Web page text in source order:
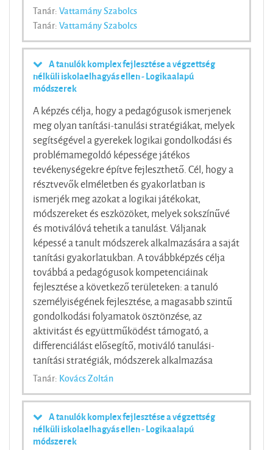
Tanár: Vattamány Szabolcs
Tanár: Vattamány Szabolcs
A tanulók komplex fejlesztése a végzettség
nélküli iskolaelhagyás ellen - Logikaalapú
módszerek
A képzés célja, hogy a pedagógusok ismerjenek
meg olyan tanítási-tanulási stratégiákat, melyek
segítségével a gyerekek logikai gondolkodási és
problémamegoldó képessége játékos
tevékenységekre építve fejleszthető. Cél, hogy a
résztvevők elméletben és gyakorlatban is
ismerjék meg azokat a logikai játékokat,
módszereket és eszközöket, melyek sokszínűvé
és motiválóvá tehetik a tanulást. Váljanak
képessé a tanult módszerek alkalmazására a saját
tanítási gyakorlatukban. A továbbképzés célja
továbbá a pedagógusok kompetenciáinak
fejlesztése a következő területeken: a tanuló
személyiségének fejlesztése, a magasabb szintű
gondolkodási folyamatok ösztönzése, az
aktivitást és együttműködést támogató, a
differenciálást elősegítő, motiváló tanulási-
tanítási stratégiák, módszerek alkalmazása
Tanár: Kovács Zoltán
A tanulók komplex fejlesztése a végzettség
nélküli iskolaelhagyás ellen - Logikaalapú
módszerek